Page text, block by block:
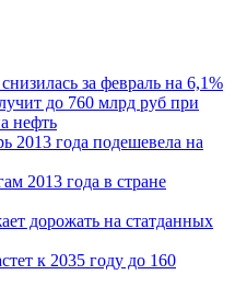
за февраль на 6,1%
до 760 млрд руб при
нефть
2013 года подешевела на
2013 года в стране
дорожать на статданных
к 2035 году до 160